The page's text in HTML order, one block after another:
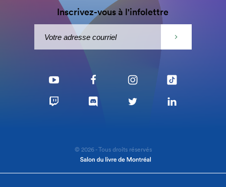
Inscrivez-vous à l'infolettre
© 2026 - Tous droits réservés